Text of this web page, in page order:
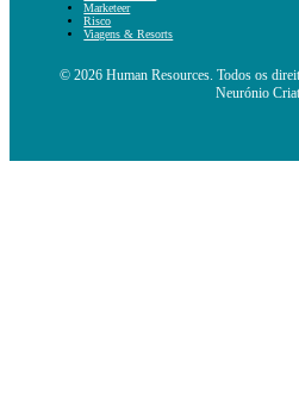
Marketeer
Risco
Viagens & Resorts
© 2026 Human Resources. Todos os
Neurónio